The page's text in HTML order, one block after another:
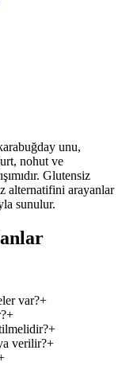
unu,
nohut ve
Glutensiz
alternatifini arayanlar
sunulur.
var?+
+
+
verilir?+